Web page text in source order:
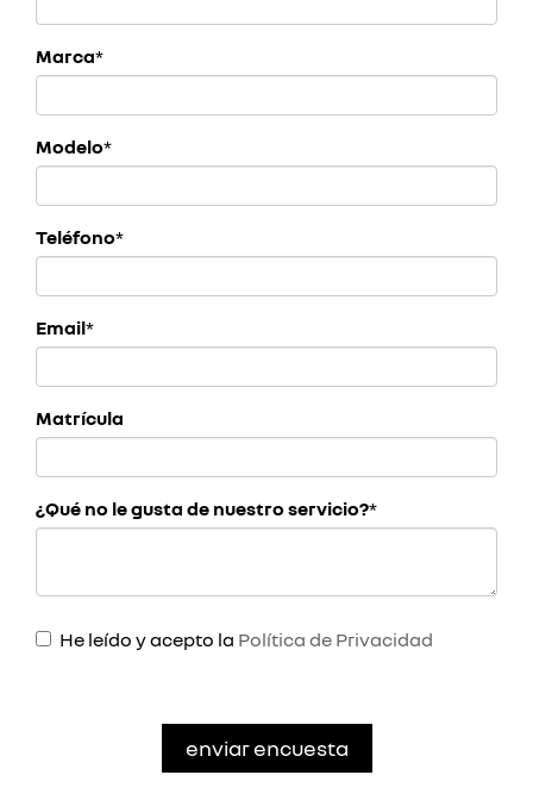
Marca*
Modelo*
Teléfono*
Email*
Matrícula
¿Qué no le gusta de nuestro servicio?*
He leído y acepto la Política de Privacidad